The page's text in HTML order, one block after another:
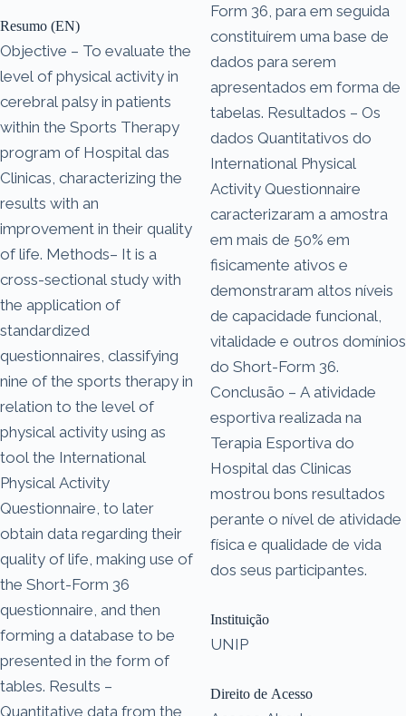
Resumo (EN)
Objective – To evaluate the
level of physical activity in
cerebral palsy in patients
within the Sports Therapy
program of Hospital das
Clinicas, characterizing the
results with an
improvement in their quality
of life. Methods– It is a
cross-sectional study with
the application of
standardized
questionnaires, classifying
nine of the sports therapy in
relation to the level of
physical activity using as
tool the International
Physical Activity
Questionnaire, to later
obtain data regarding their
quality of life, making use of
the Short-Form 36
questionnaire, and then
forming a database to be
presented in the form of
tables. Results –
Quantitative data from the
Form 36, para em seguida
constituírem uma base de
dados para serem
apresentados em forma de
tabelas. Resultados – Os
dados Quantitativos do
International Physical
Activity Questionnaire
caracterizaram a amostra
em mais de 50% em
fisicamente ativos e
demonstraram altos níveis
de capacidade funcional,
vitalidade e outros domínios
do Short-Form 36.
Conclusão – A atividade
esportiva realizada na
Terapia Esportiva do
Hospital das Clinicas
mostrou bons resultados
perante o nível de atividade
física e qualidade de vida
dos seus participantes.
Instituição
UNIP
Direito de Acesso